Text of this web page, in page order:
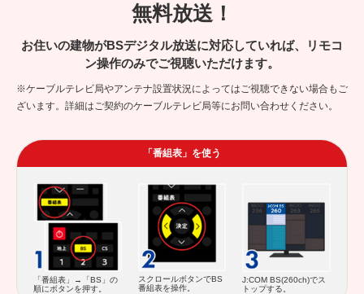
無料放送！
お住いの建物がBSデジタル放送に対応していれば、リモコ
ン操作のみでご視聴いただけます。
※ケーブルテレビ局やアンテナ設置状況によってはご視聴できない場合もご
ざいます。詳細はご契約のケーブルテレビ局等にお問い合わせください。
「番組表」を使う
「番組表」→「BS」の
順にボタンを押す。
スクロールボタンでBS
番組表を操作。
J:COM BS(260ch)でス
トップする。